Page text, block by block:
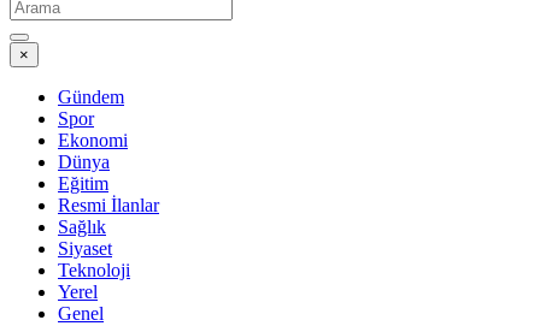
×
Gündem
Spor
Ekonomi
Dünya
Eğitim
Resmi İlanlar
Sağlık
Siyaset
Teknoloji
Yerel
Genel